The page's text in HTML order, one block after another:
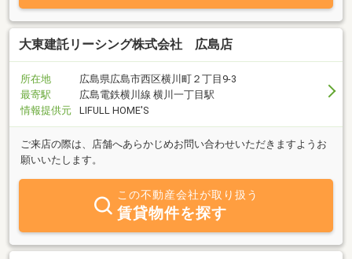
大東建託リーシング株式会社 広島店
所在地
広島県広島市西区横川町２丁目9-3
最寄駅
広島電鉄横川線 横川一丁目駅
情報提供元
LIFULL HOME'S
ご来店の際は、店舗へあらかじめお問い合わせいただきますようお
願いいたします。
この不動産会社が取り扱う
賃貸物件を探す